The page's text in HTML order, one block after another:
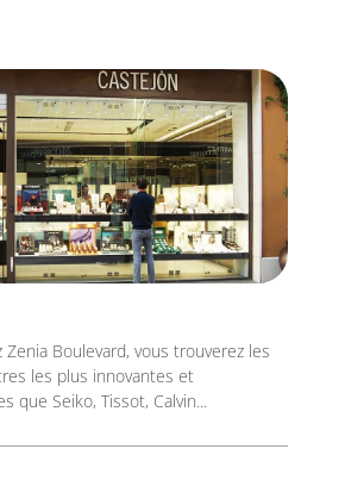
Zenia Boulevard, vous trouverez les
les plus innovantes et
que Seiko, Tissot, Calvin...